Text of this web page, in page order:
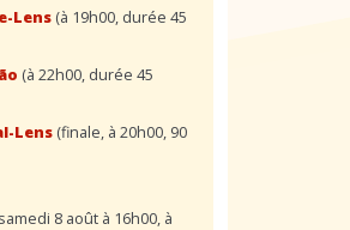
Lens (à 19h00, durée 45
(à 22h00, durée 45
Lens (finale, à 20h00, 90
8 août à 16h00, à